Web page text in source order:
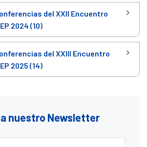
del XXII Encuentro
2024 (10)
del XXIII Encuentro
2025 (14)
nuestro Newsletter